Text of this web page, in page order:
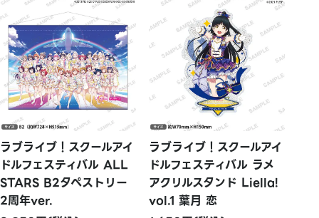
ラブライブ！スクールアイ
ドルフェスティバル ALL
STARS B2タペストリー
2周年ver.
ラブライブ！スクールアイ
ドルフェスティバル ラメ
アクリルスタンド Liella!
vol.1 葉月 恋